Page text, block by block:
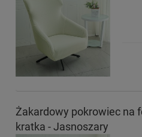
Żakardowy pokrowiec na
kratka - Jasnoszary